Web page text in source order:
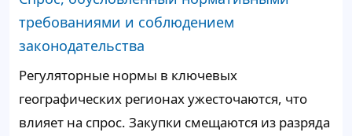
требованиями и соблюдением
законодательства
Регуляторные нормы в ключевых
географических регионах ужесточаются, что
влияет на спрос. Закупки смещаются из разряда